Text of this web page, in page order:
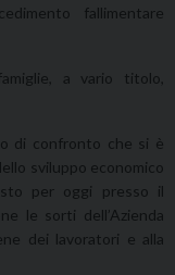
fallimentare
a vario titolo,
di confronto che si è
sviluppo economico
per oggi presso il
le sorti dell’Azienda
dei lavoratori e alla